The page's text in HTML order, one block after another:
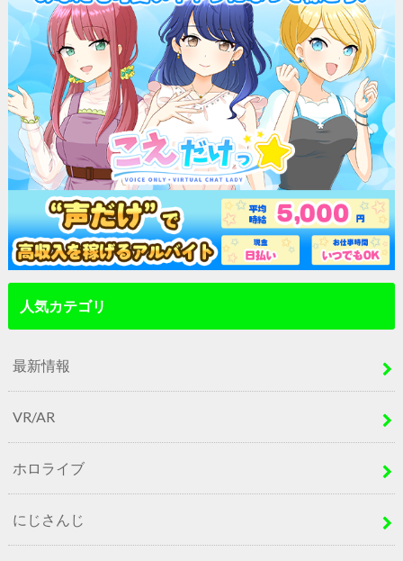
人気カテゴリ
最新情報
VR/AR
ホロライブ
にじさんじ